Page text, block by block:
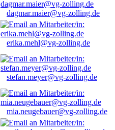
dagmar.maier@vg-zolling.de
erika.mehl@vg-zolling.de
stefan.meyer@vg-zolling.de
mia.neugebauer@vg-zolling.de